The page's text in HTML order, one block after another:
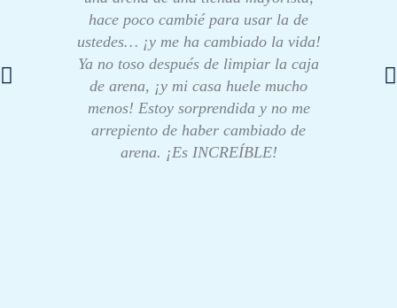
hace poco cambié para usar la de
ustedes… ¡y me ha cambiado la vida!
Ya no toso después de limpiar la caja
de arena, ¡y mi casa huele mucho
menos! Estoy sorprendida y no me
arrepiento de haber cambiado de
arena. ¡Es INCREÍBLE!